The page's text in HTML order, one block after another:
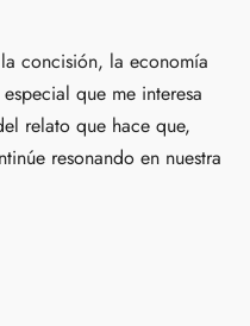
concisión, la economía
que me interesa
relato que hace que,
resonando en nuestra